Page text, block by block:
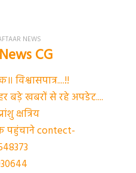
NEWS
CG
विश्वासपात्र....!!
बड़े खबरों से रहे अपडेट....
क्षत्रिय
पहुंचाने contect-